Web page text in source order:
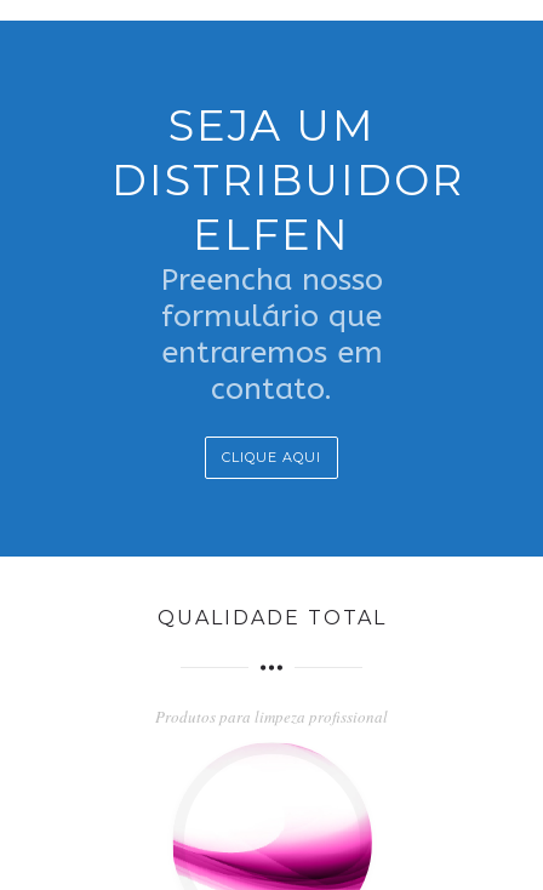
SEJA UM
DISTRIBUIDOR
ELFEN
Preencha nosso
formulário que
entraremos em
contato.
CLIQUE AQUI
QUALIDADE TOTAL
Produtos para limpeza profissional